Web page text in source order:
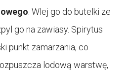
. Wlej go do butelki ze
go na zawiasy. Spirytus
punkt zamarzania, co
lodową warstwę,